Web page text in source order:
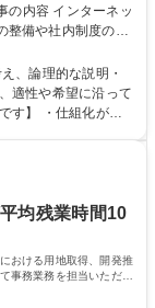
整備や社内制度の検
会社の生産性向上
や維持管理に加え、
巻き込み課題解決
ことも可能です。
の事業/福利厚生◎/
、論理的な説明・
適性や希望に沿って
己啓発支援：資格
補助 ■住宅手当：家
均残業時間10
おける用地取得、開発推
事務業務を担当いただき